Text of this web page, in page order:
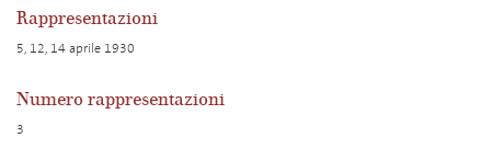
Rappresentazioni
5, 12, 14 aprile 1930
Numero rappresentazioni
3